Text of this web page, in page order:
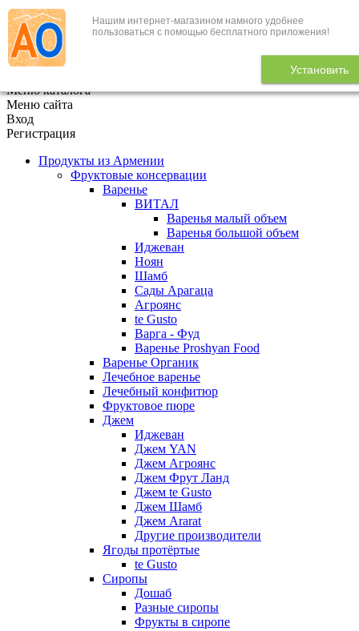
Нашим интернет-магазином намного удобнее
пользоваться с помощью бесплатного приложения!
Установить
+7 (495) 646-888-1
В корзине 0
Меню каталога
Меню сайта
Вход
Регистрация
Продукты из Армении
Фруктовые консервации
Варенье
ВИТАЛ
Варенья малый объем
Варенья большой объем
Иджеван
Ноян
Шамб
Сады Арагаца
Агроянс
te Gusto
Варга - Фуд
Варенье Proshyan Food
Варенье Органик
Лечебное варенье
Лечебный конфитюр
Фруктовое пюре
Джем
Иджеван
Джем YAN
Джем Агроянс
Джем Фрут Ланд
Джем te Gusto
Джем Шамб
Джем Ararat
Другие производители
Ягоды протёртые
te Gusto
Сиропы
Дошаб
Разные сиропы
Фрукты в сиропе